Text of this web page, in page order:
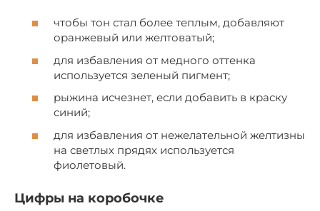
чтобы тон стал более теплым, добавляют
оранжевый или желтоватый;
для избавления от медного оттенка
используется зеленый пигмент;
рыжина исчезнет, если добавить в краску
синий;
для избавления от нежелательной желтизны
на светлых прядях используется
фиолетовый.
Цифры на коробочке